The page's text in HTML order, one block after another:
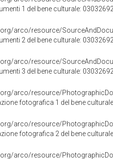
1 del bene culturale:
arco/resource/
2 del bene culturale:
arco/resource/
3 del bene culturale:
fotografica 1 del bene
fotografica 2 del bene